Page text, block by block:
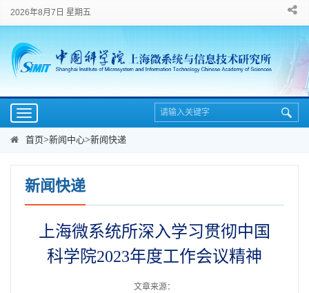
2026年8月7日 星期五
Toggle
navigation
首页>新闻中心>新闻快递
新闻快递
上海微系统所深入学习贯彻中国
科学院2023年度工作会议精神
文章来源：